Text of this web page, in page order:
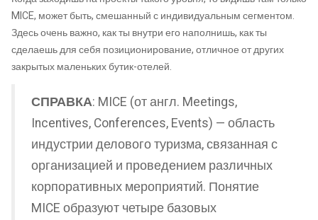
MICE, может быть, смешанный с индивидуальным сегментом.
Здесь очень важно, как ты внутри его наполнишь, как ты
сделаешь для себя позиционирование, отличное от других
закрытых маленьких бутик-отелей.
СПРАВКА: MICE (от англ. Meetings,
Incentives, Conferences, Events) — область
индустрии делового туризма, связанная с
организацией и проведением различных
корпоративных мероприятий. Понятие
MICE образуют четыре базовых